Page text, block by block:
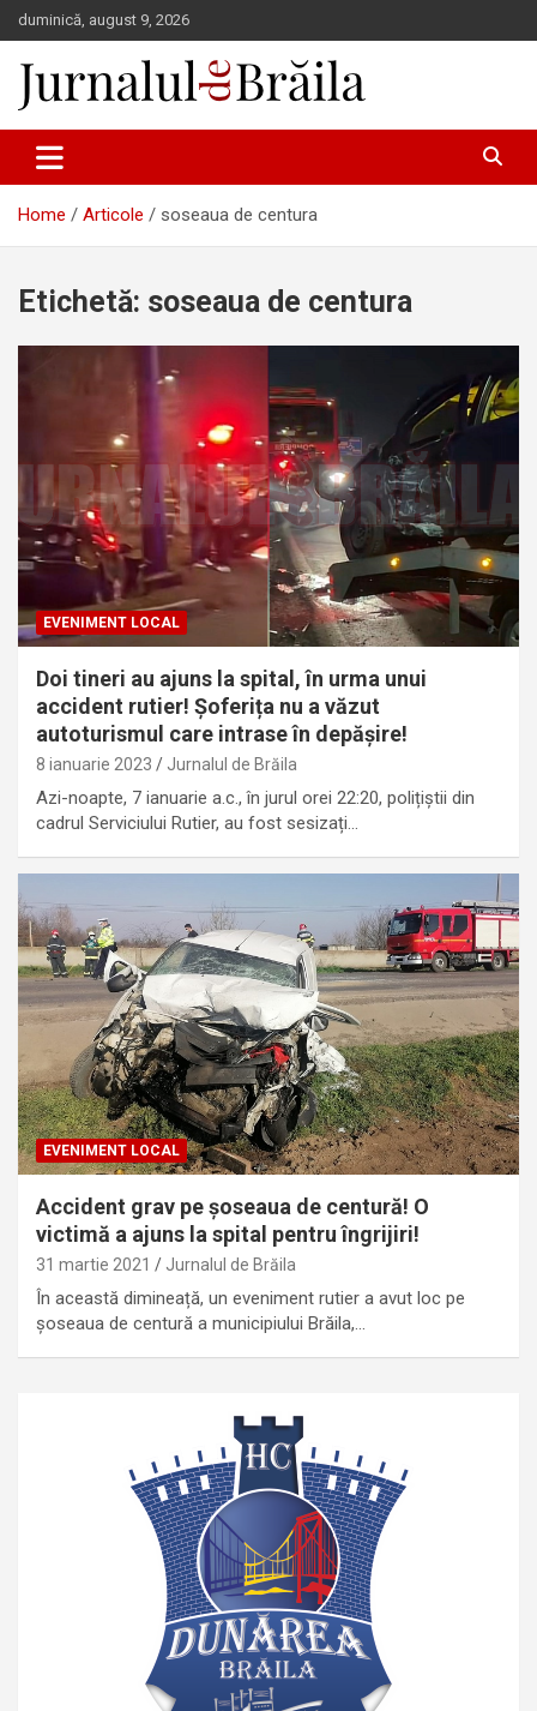
Skip
to
content
duminică, august 9, 2026
Jurnalul de Brăila
Home Articole soseaua de centura
Etichetă: soseaua de centura
EVENIMENT LOCAL
Doi tineri au ajuns la spital, în urma unui
accident rutier! Șoferița nu a văzut
autoturismul care intrase în depășire!
8 ianuarie 2023 Jurnalul de Brăila
Azi-noapte, 7 ianuarie a.c., în jurul orei 22:20, polițiștii din
cadrul Serviciului Rutier, au fost sesizați…
EVENIMENT LOCAL
Accident grav pe șoseaua de centură! O
victimă a ajuns la spital pentru îngrijiri!
31 martie 2021 Jurnalul de Brăila
În această dimineață, un eveniment rutier a avut loc pe
șoseaua de centură a municipiului Brăila,…